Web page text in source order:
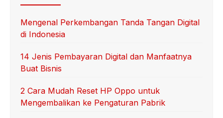
Mengenal Perkembangan Tanda Tangan Digital
di Indonesia
14 Jenis Pembayaran Digital dan Manfaatnya
Buat Bisnis
2 Cara Mudah Reset HP Oppo untuk
Mengembalikan ke Pengaturan Pabrik